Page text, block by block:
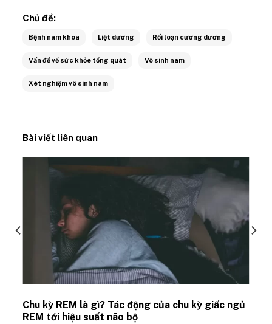
Chủ đề:
Bệnh nam khoa Liệt dương Rối loạn cương dương
Vấn đề về sức khỏe tổng quát Vô sinh nam
Xét nghiệm vô sinh nam
Bài viết liên quan
Chu kỳ REM là gì? Tác động của chu kỳ giấc ngủ
REM tới hiệu suất não bộ